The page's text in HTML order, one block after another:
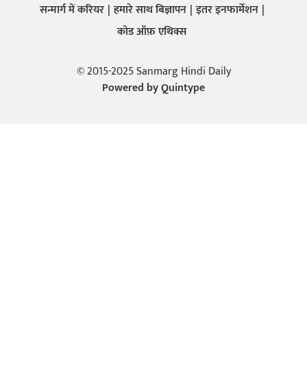
सन्मार्ग में करियर हमारे साथ बिज्ञापन इतर इनफार्मेशन
कोड ऑफ़ एथिक्स
© 2015-2025 Sanmarg Hindi Daily
Powered byQuintype